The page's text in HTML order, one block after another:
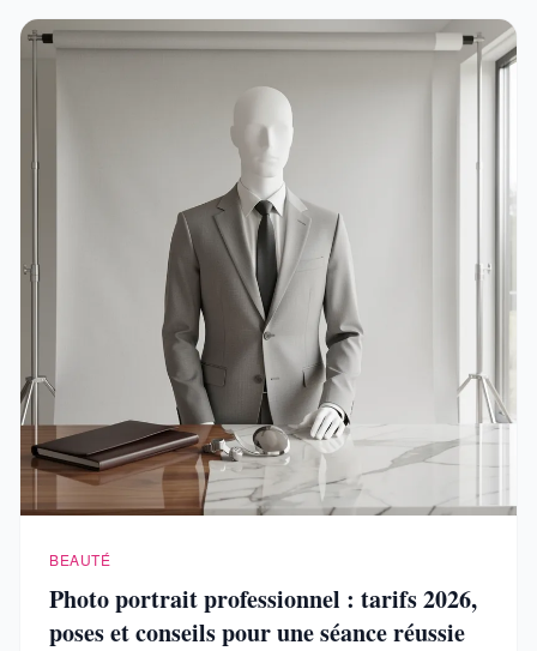
BEAUTÉ
Photo portrait professionnel : tarifs 2026,
poses et conseils pour une séance réussie